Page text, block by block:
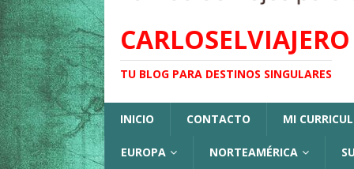
CARLOSELVIAJERO
TU BLOG PARA DESTINOS SINGULARES
INICIO CONTACTO MI
EUROPA NORTEAMÉRICA